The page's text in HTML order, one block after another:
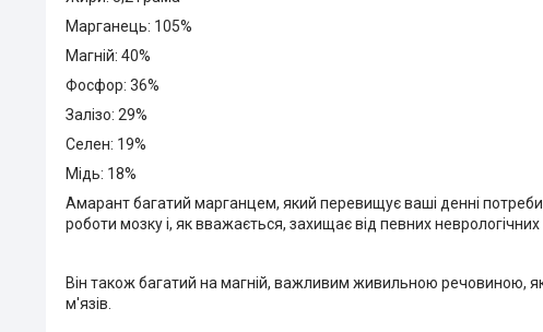
Марганець: 105%
Магній: 40%
Фосфор: 36%
Залізо: 29%
Селен: 19%
Мідь: 18%
Амарант багатий марганцем, який перевищує ваші денні
роботи мозку і, як вважається, захищає від певних неврологічних
Він також багатий на магній, важливим живильною речовиною,
м'язів.